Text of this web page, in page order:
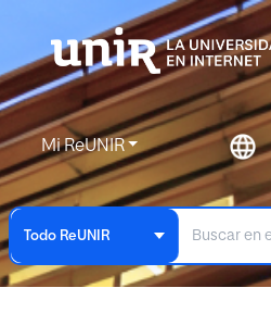
Mi ReUNIR
Todo ReUNIR